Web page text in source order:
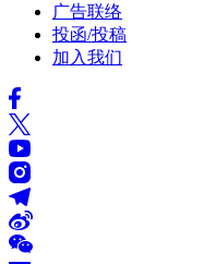
广告联络
投函/投稿
加入我们